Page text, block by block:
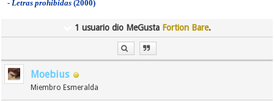
-Letras prohibidas(2000)
1 usuario dio MeGusta Fortion Bare.
Moebius
Miembro Esmeralda